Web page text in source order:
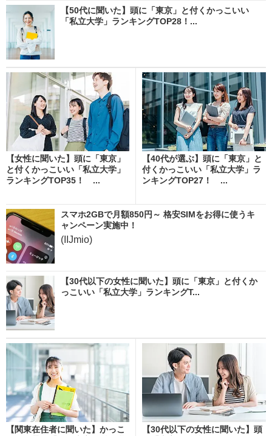
【50代に聞いた】頭に「東京」と付くかっこいい
「私立大学」ランキングTOP28！...
【女性に聞いた】頭に「東京」
と付くかっこいい「私立大学」
ランキングTOP35！ ...
【40代が選ぶ】頭に「東京」と
付くかっこいい「私立大学」ラ
ンキングTOP27！ ...
スマホ2GBで月額850円～ 格安SIMをお得に使うキ
ャンペーン実施中！
(IIJmio)
【30代以下の女性に聞いた】頭に「東京」と付くか
っこいい「私立大学」ランキングT...
【関東在住者に聞いた】かっこ
【30代以下の女性に聞いた】頭